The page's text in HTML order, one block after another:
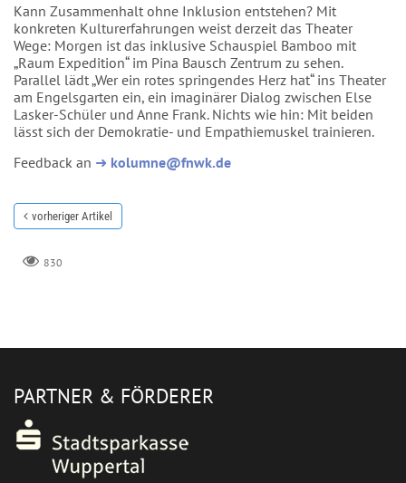
Kann Zusammenhalt ohne Inklusion entstehen? Mit
konkreten Kulturerfahrungen weist derzeit das Theater
Wege: Morgen ist das inklusive Schauspiel Bamboo mit
„Raum Expedition“ im Pina Bausch Zentrum zu sehen.
Parallel lädt „Wer ein rotes springendes Herz hat“ ins Theater
am Engelsgarten ein, ein imaginärer Dialog zwischen Else
Lasker-Schüler und Anne Frank. Nichts wie hin: Mit beiden
lässt sich der Demokratie- und Empathiemuskel trainieren.
Feedback an ➜ kolumne@fnwk.de
vorheriger Artikel
830
PARTNER & FÖRDERER